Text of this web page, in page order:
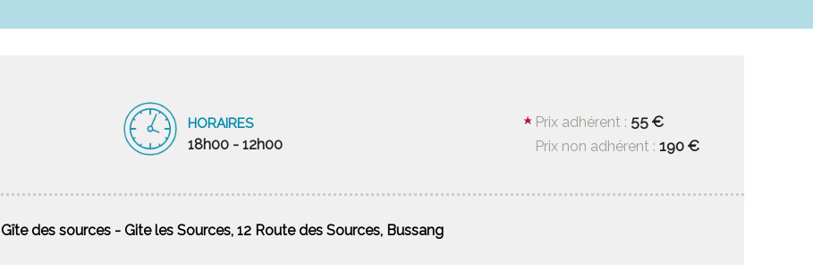
HORAIRES
18h00 - 12h00
Prix adhérent : 55 €
Prix non adhérent : 190 €
Gîte des sources - Gite les Sources, 12 Route des Sources, Bussang